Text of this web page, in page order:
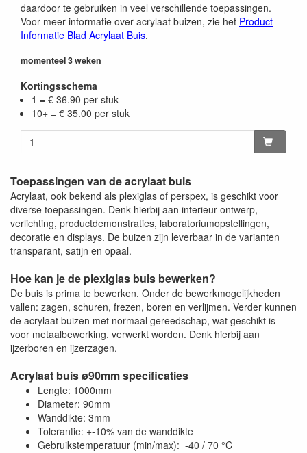
daardoor te gebruiken in veel verschillende toepassingen.
Voor meer informatie over acrylaat buizen, zie het Product
Informatie Blad Acrylaat Buis.
momenteel 3 weken
Kortingsschema
1 = € 36.90 per stuk
10+ = € 35.00 per stuk
Toepassingen van de acrylaat buis
Acrylaat, ook bekend als plexiglas of perspex, is geschikt voor
diverse toepassingen. Denk hierbij aan interieur ontwerp,
verlichting, productdemonstraties, laboratoriumopstellingen,
decoratie en displays. De buizen zijn leverbaar in de varianten
transparant, satijn en opaal.
Hoe kan je de plexiglas buis bewerken?
De buis is prima te bewerken. Onder de bewerkmogelijkheden
vallen: zagen, schuren, frezen, boren en verlijmen. Verder kunnen
de acrylaat buizen met normaal gereedschap, wat geschikt is
voor metaalbewerking, verwerkt worden. Denk hierbij aan
ijzerboren en ijzerzagen.
Acrylaat buis ø90mm specificaties
Lengte: 1000mm
Diameter: 90mm
Wanddikte: 3mm
Tolerantie: +-10% van de wanddikte
Gebruikstemperatuur (min/max): -40 / 70 °C